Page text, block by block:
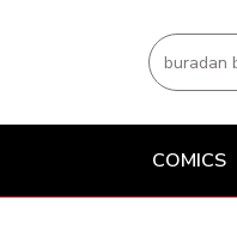
COMICS